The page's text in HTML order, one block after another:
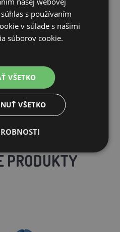
použitie
zaisťuje odolnosť
takže izolátor
aj v náročných
PRODUKTY
s používaním
v súlade s našimi
súborov cookie.
VŠETKO
VŠETKO